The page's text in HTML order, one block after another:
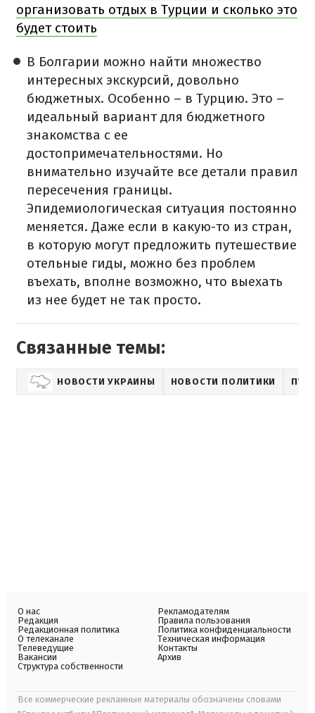
организовать отдых в Турции и сколько это
будет стоить
В Болгарии можно найти множество
интересных экскурсий, довольно
бюджетных. Особенно – в Турцию. Это –
идеальный вариант для бюджетного
знакомства с ее
достопримечательностями. Но
внимательно изучайте все детали правил
пересечения границы.
Эпидемиологическая ситуация постоянно
меняется. Даже если в какую-то из стран,
в которую могут предложить путешествие
отельные гиды, можно без проблем
въехать, вполне возможно, что выехать
из нее будет не так просто.
Связанные темы:
НОВОСТИ УКРАИНЫ НОВОСТИ ПОЛИТИКИ
О нас
Редакция
Редакционная политика
О телеканале
Телеведущие
Вакансии
Структура собственности
Рекламодателям
Правила пользования
Политика конфиденциальности
Техническая информация
Контакты
Архив
Все коммерческие рекламные материалы обозначены словами